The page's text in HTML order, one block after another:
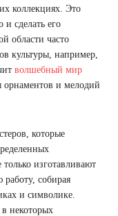
коллекциях. Это
и сделать его
области часто
культуры, например,
волшебный мир
орнаментов и мелодий
которые
изготавливают
работу, собирая
и символике.
в некоторых